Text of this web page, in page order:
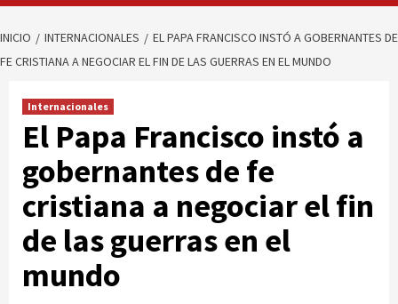
INICIO INTERNACIONALES
EL PAPA FRANCISCO INSTÓ A GOBERNANTES DE
FE CRISTIANA A NEGOCIAR EL FIN DE LAS GUERRAS EN EL MUNDO
Internacionales
El Papa Francisco instó a
gobernantes de fe
cristiana a negociar el fin
de las guerras en el
mundo